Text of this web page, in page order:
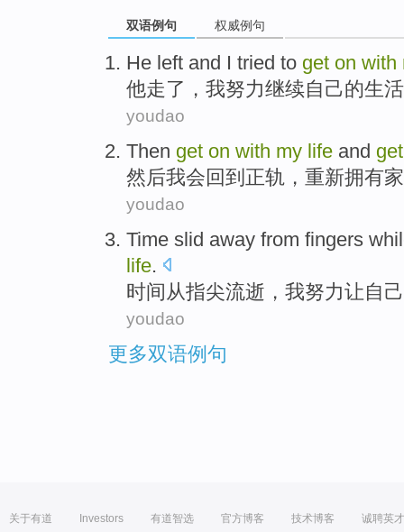
双语例句 权威例句
He left and I tried to get on with
他走了 ， 我努力继续自己的生活
youdao
Then get on with my life and
然后我会回到 正轨，重新拥有
youdao
Time slid away from fingers
life.
时间 从指尖流逝 ， 我努力让自己
youdao
更多双语例句
关于有道 Investors 有道智选 官方博客 技术博客 诚聘英才